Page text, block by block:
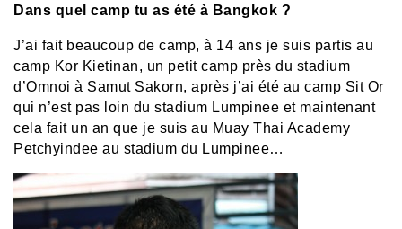
Dans quel camp tu as été à Bangkok ?
J’ai fait beaucoup de camp, à 14 ans je suis partis au
camp Kor Kietinan, un petit camp près du stadium
d’Omnoi à Samut Sakorn, après j’ai été au camp Sit Or
qui n’est pas loin du stadium Lumpinee et maintenant
cela fait un an que je suis au Muay Thai Academy
Petchyindee au stadium du Lumpinee…